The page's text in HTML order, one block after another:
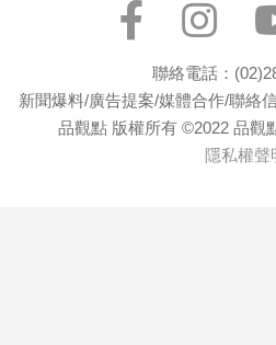
聯絡電話：
新聞爆料/廣告提案/媒體合作/聯絡
品觀點 版權所有 ©2022 品觀
隱私權聲